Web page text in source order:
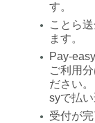
す。
●
ことら
ます。
●
Pay-
ご利用
ださい
syで払い
●
受付が